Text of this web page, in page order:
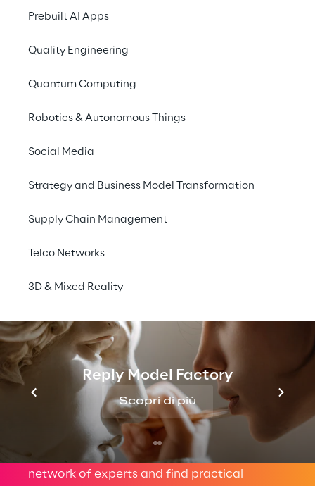
Prebuilt AI Apps
Quality Engineering
Quantum Computing
Robotics & Autonomous Things
Social Media
Strategy and Business Model Transformation
Supply Chain Management
Telco Networks
3D & Mixed Reality
Reply Model Factory
Scopri di più
Iscriviti su ROSE e guarda
il video dell'evento
The one click between a
challenge and its solution
Gain expertise with Reply’s worldwide
network of experts and find practical